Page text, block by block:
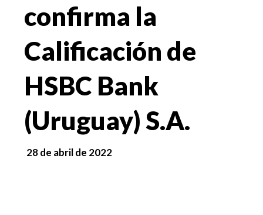
confirma la
Calificación de
HSBC Bank
(Uruguay) S.A.
28 de abril de 2022